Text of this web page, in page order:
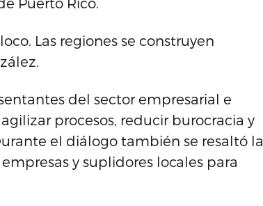
Las regiones se construyen
del sector empresarial e
procesos, reducir burocracia y
el diálogo también se resaltó la
y suplidores locales para